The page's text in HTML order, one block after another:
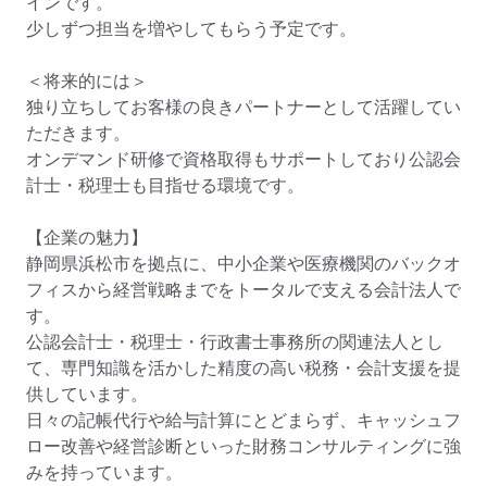
少しずつ担当を増やしてもらう予定です。
＜将来的には＞
独り立ちしてお客様の良きパートナーとして活躍してい
ただきます。
オンデマンド研修で資格取得もサポートしており公認会
計士・税理士も目指せる環境です。
【企業の魅力】
静岡県浜松市を拠点に、中小企業や医療機関のバックオ
フィスから経営戦略までをトータルで支える会計法人で
す。
公認会計士・税理士・行政書士事務所の関連法人とし
て、専門知識を活かした精度の高い税務・会計支援を提
供しています。
日々の記帳代行や給与計算にとどまらず、キャッシュフ
ロー改善や経営診断といった財務コンサルティングに強
みを持っています。